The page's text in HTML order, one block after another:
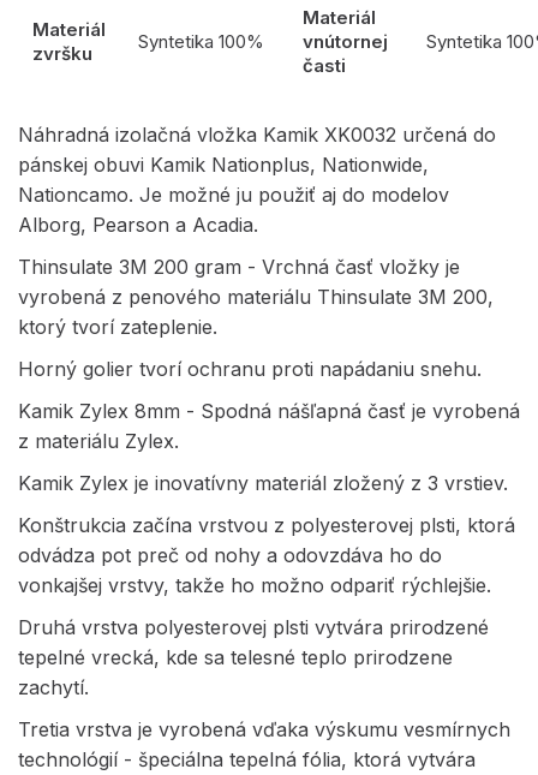
Materiál
zvršku
Syntetika 100%
Materiál
vnútornej
časti
Syntetika
Náhradná izolačná vložka Kamik XK0032 určená do
pánskej obuvi Kamik Nationplus, Nationwide,
Nationcamo. Je možné ju použiť aj do modelov
Alborg, Pearson a Acadia.
Thinsulate 3M 200 gram - Vrchná časť vložky je
vyrobená z penového materiálu Thinsulate 3M 200,
ktorý tvorí zateplenie.
Horný golier tvorí ochranu proti napádaniu snehu.
Kamik Zylex 8mm - Spodná nášľapná časť je vyrobená
z materiálu Zylex.
Kamik Zylex je inovatívny materiál zložený z 3 vrstiev.
Konštrukcia začína vrstvou z polyesterovej plsti, ktorá
odvádza pot preč od nohy a odovzdáva ho do
vonkajšej vrstvy, takže ho možno odpariť rýchlejšie.
Druhá vrstva polyesterovej plsti vytvára prirodzené
tepelné vrecká, kde sa telesné teplo prirodzene
zachytí.
Tretia vrstva je vyrobená vďaka výskumu vesmírnych
technológií - špeciálna tepelná fólia, ktorá vytvára